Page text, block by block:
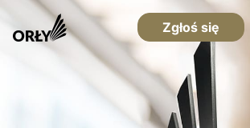
Zgłoś się